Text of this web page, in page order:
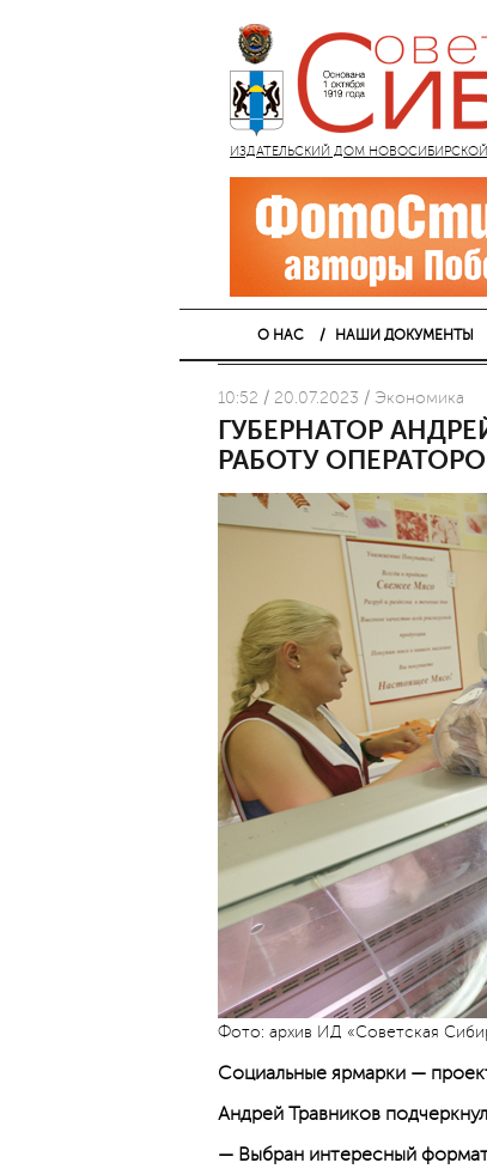
ИЗДАТЕЛЬСКИЙ ДОМ НОВОСИБИРСКОЙ
О НАС НАШИ ДОКУМЕНТЫ
10:52 / 20.07.2023 / Экономика
ГУБЕРНАТОР
РАБОТУ
Фото: архив ИД «Советская
Социальные ярмарки —
Андрей Травников
— Выбран интересный